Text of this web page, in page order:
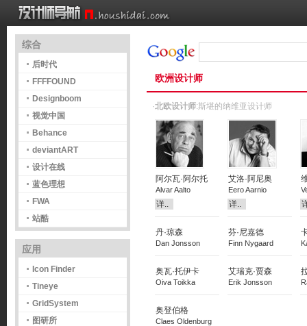
综合
后时代
FFFFOUND
Designboom
视觉中国
Behance
deviantART
设计在线
蓝色理想
FWA
站酷
应用
Icon Finder
Tineye
GridSystem
图研所
欧洲设计师
·北欧设计师:斯堪的纳维亚设计师
阿尔瓦·阿尔托
Alvar Aalto
详..
艾洛·阿尼奥
Eero Aarnio
详..
丹·琼森
Dan Jonsson
芬·尼嘉德
Finn Nygaard
奥瓦·托伊卡
Oiva Toikka
艾瑞克·贾森
Erik Jonsson
奥登伯格
Claes Oldenburg